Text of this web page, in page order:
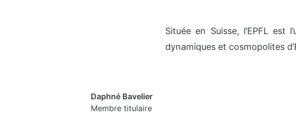
Située en Suisse, l’EPFL
dynamiques et cosmopolites
Daphné Bavelier
Membre titulaire